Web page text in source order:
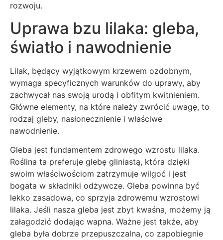
rozwoju.
Uprawa bzu lilaka: gleba,
światło i nawodnienie
Lilak, będący wyjątkowym krzewem ozdobnym,
wymaga specyficznych warunków do uprawy, aby
zachwycał nas swoją urodą i obfitym kwitnieniem.
Główne elementy, na które należy zwrócić uwagę, to
rodzaj gleby, nasłonecznienie i właściwe
nawodnienie.
Gleba jest fundamentem zdrowego wzrostu lilaka.
Roślina ta preferuje glebę gliniastą, która dzięki
swoim właściwościom zatrzymuje wilgoć i jest
bogata w składniki odżywcze. Gleba powinna być
lekko zasadowa, co sprzyja zdrowemu wzrostowi
lilaka. Jeśli nasza gleba jest zbyt kwaśna, możemy ją
załagodzić dodając wapna. Ważne jest także, aby
gleba była dobrze przepuszczalna, co zapobiegnie